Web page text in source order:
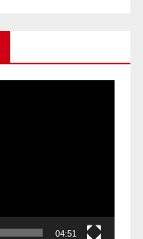
04:51